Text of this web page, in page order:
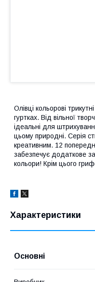
Олівці кольорові
гуртках. Від вільної
ідеальні для
цьому природні. Серія
креативним. 12
забезпечує додаткове
кольори! Крім цього
Характеристики
Основні